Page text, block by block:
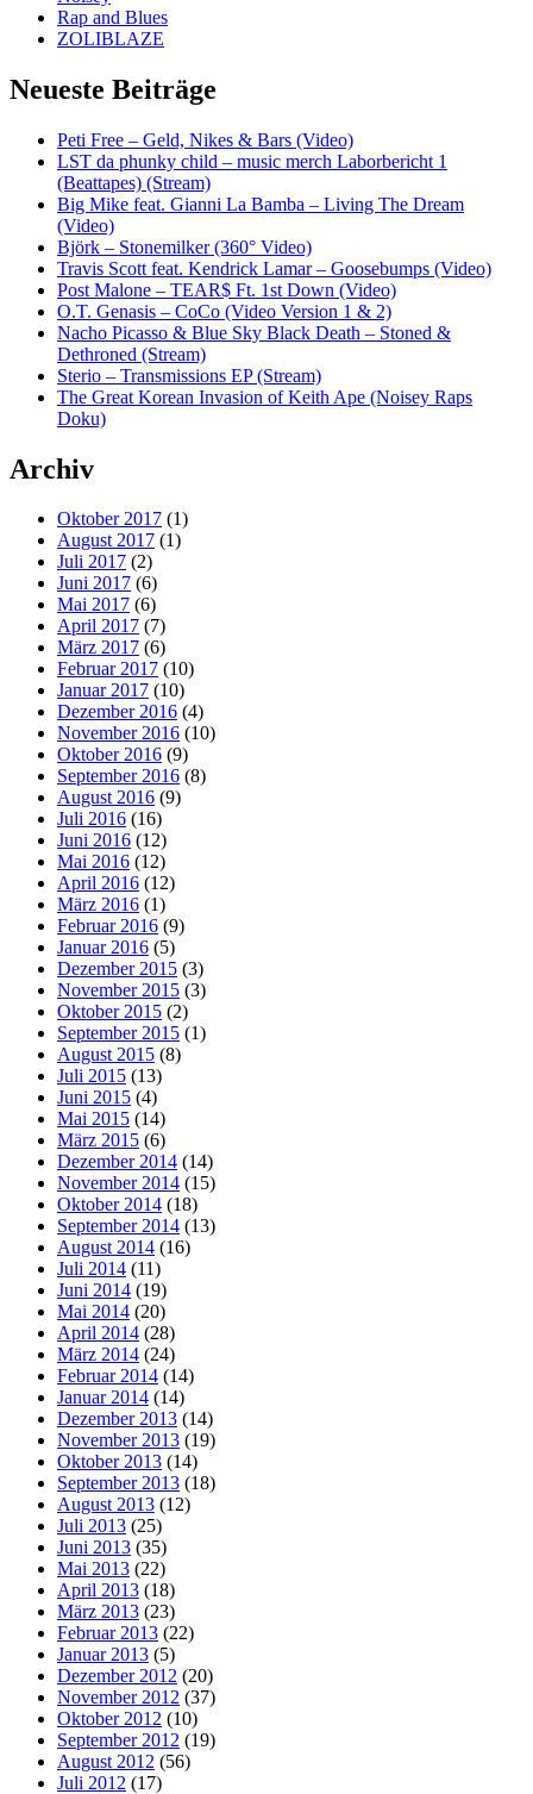
Rap and Blues
ZOLIBLAZE
Neueste Beiträge
Peti Free – Geld, Nikes & Bars (Video)
LST da phunky child – music merch Laborbericht 1
(Beattapes) (Stream)
Big Mike feat. Gianni La Bamba – Living The Dream
(Video)
Björk – Stonemilker (360° Video)
Travis Scott feat. Kendrick Lamar – Goosebumps (Video)
Post Malone – TEAR$ Ft. 1st Down (Video)
O.T. Genasis – CoCo (Video Version 1 & 2)
Nacho Picasso & Blue Sky Black Death – Stoned &
Dethroned (Stream)
Sterio – Transmissions EP (Stream)
The Great Korean Invasion of Keith Ape (Noisey Raps
Doku)
Archiv
Oktober 2017 (1)
August 2017 (1)
Juli 2017 (2)
Juni 2017 (6)
Mai 2017 (6)
April 2017 (7)
März 2017 (6)
Februar 2017 (10)
Januar 2017 (10)
Dezember 2016 (4)
November 2016 (10)
Oktober 2016 (9)
September 2016 (8)
August 2016 (9)
Juli 2016 (16)
Juni 2016 (12)
Mai 2016 (12)
April 2016 (12)
März 2016 (1)
Februar 2016 (9)
Januar 2016 (5)
Dezember 2015 (3)
November 2015 (3)
Oktober 2015 (2)
September 2015 (1)
August 2015 (8)
Juli 2015 (13)
Juni 2015 (4)
Mai 2015 (14)
März 2015 (6)
Dezember 2014 (14)
November 2014 (15)
Oktober 2014 (18)
September 2014 (13)
August 2014 (16)
Juli 2014 (11)
Juni 2014 (19)
Mai 2014 (20)
April 2014 (28)
März 2014 (24)
Februar 2014 (14)
Januar 2014 (14)
Dezember 2013 (14)
November 2013 (19)
Oktober 2013 (14)
September 2013 (18)
August 2013 (12)
Juli 2013 (25)
Juni 2013 (35)
Mai 2013 (22)
April 2013 (18)
März 2013 (23)
Februar 2013 (22)
Januar 2013 (5)
Dezember 2012 (20)
November 2012 (37)
Oktober 2012 (10)
September 2012 (19)
August 2012 (56)
Juli 2012 (17)